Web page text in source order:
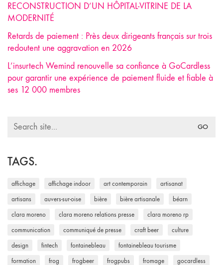
RECONSTRUCTION D’UN HÔPITAL-VITRINE DE LA
MODERNITÉ
Retards de paiement : Près deux dirigeants français sur trois
redoutent une aggravation en 2026
L’insurtech Wemind renouvelle sa confiance à GoCardless
pour garantir une expérience de paiement fluide et fiable à
ses 12 000 membres
Search
TAGS.
affichage affichage indoor art contemporain artisanat
artisans auvers-sur-oise bière bière artisanale béarn
clara moreno clara moreno relations presse clara moreno rp
communication communiqué de presse craft beer culture
design fintech fontainebleau fontainebleau tourisme
formation frog frogbeer frogpubs fromage gocardless